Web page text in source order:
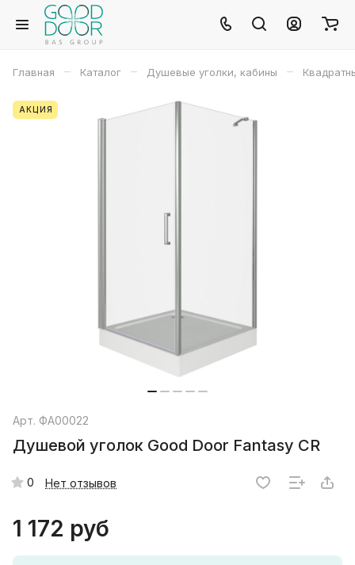
Главная – Каталог – Душевые уголки, кабины –
АКЦИЯ
Арт. ФА00022
Душевой уголок Good Door Fantasy CR
0 Нет отзывов
1 172 руб